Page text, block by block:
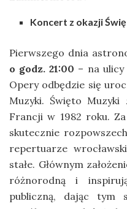
Koncert z okazji
Pierwszego dnia
o godz. 21:00 – na ulicy
Opery odbędzie się
Muzyki. Święto Muzyki
Francji w 1982 roku.
skutecznie
repertuarze
stałe. Głównym
różnorodną i
publiczną, dając tym